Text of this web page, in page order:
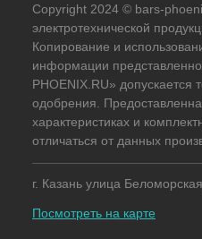
Copyright 2024 © bars-
электротехнической
Копирование и
информации
PHOENIX.RU» допускается
одобрения.
характеристиках и
отличаться от данных
г. Казань улица
Посмотреть на карте